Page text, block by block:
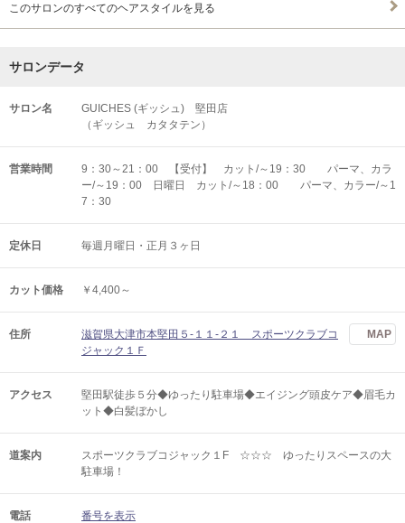
このサロンのすべてのヘアスタイルを見る
サロンデータ
サロン名
GUICHES (ギッシュ) 堅田店
（ギッシュ カタタテン）
営業時間
9：30～21：00 【受付】 カット/～19：30 パーマ、カラ
ー/～19：00 日曜日 カット/～18：00 パーマ、カラー/～1
7：30
定休日 毎週月曜日・正月３ヶ日
カット価格 ￥4,400～
住所
滋賀県大津市本堅田５‐１１‐２１ スポーツクラブコ
ジャック１Ｆ
MAP
アクセス
堅田駅徒歩５分◆ゆったり駐車場◆エイジング頭皮ケア◆眉毛カ
ット◆白髪ぼかし
道案内
スポーツクラブコジャック１F ☆☆☆ ゆったりスペースの大
駐車場！
電話 番号を表示